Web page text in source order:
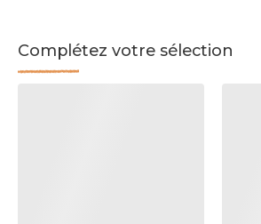
Complétez votre sélection